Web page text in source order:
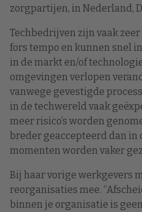
zorgpartijen, in Nederland,
Techbedrijven zijn vaak
fors tempo en kunnen snel
in de markt en/of
omgevingen verlopen
vanwege gevestigde
in de techwereld vaak
meer risico’s worden
breder geaccepteerd dan in
momenten worden vaker
Bij haar vorige werkgevers
reorganisaties mee.
binnen je organisatie is